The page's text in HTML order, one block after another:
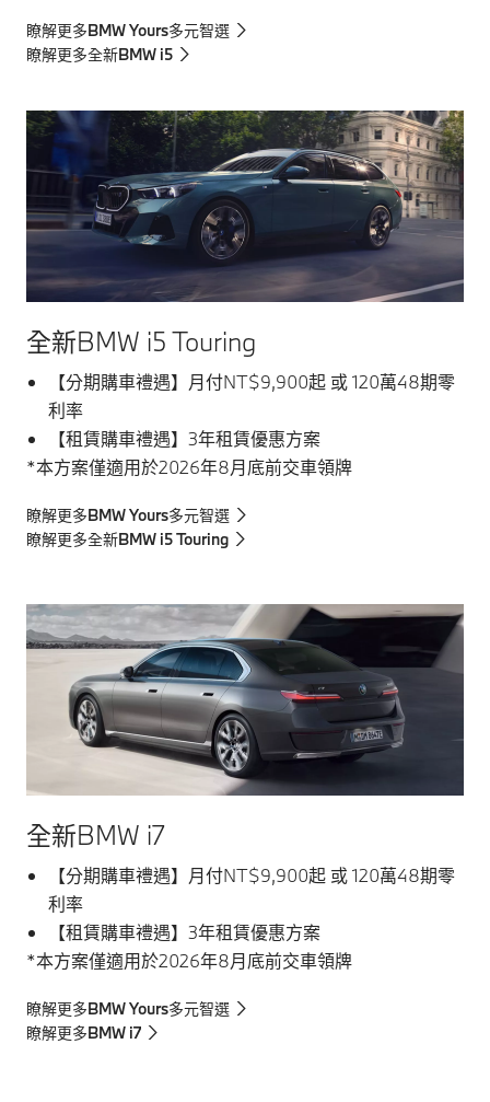
瞭解更多BMW Yours多元智選
瞭解更多全新BMW i5
全新BMW i5 Touring
【分期購車禮遇】月付NT$9,900起 或 120萬48期零
利率
【租賃購車禮遇】3年租賃優惠方案
*本方案僅適用於2026年8月底前交車領牌
瞭解更多BMW Yours多元智選
瞭解更多全新BMW i5 Touring
全新BMW i7
【分期購車禮遇】月付NT$9,900起 或 120萬48期零
利率
【租賃購車禮遇】3年租賃優惠方案
*本方案僅適用於2026年8月底前交車領牌
瞭解更多BMW Yours多元智選
瞭解更多BMW i7